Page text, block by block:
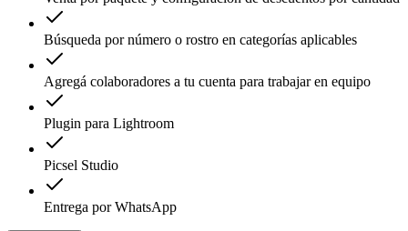
Búsqueda por número o rostro en categorías aplicables
Agregá colaboradores a tu cuenta para trabajar en equipo
Plugin para Lightroom
Picsel Studio
Entrega por WhatsApp